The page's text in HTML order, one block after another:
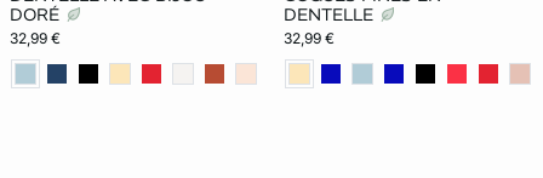
DORÉ
32,99 €
DENTELLE
32,99 €